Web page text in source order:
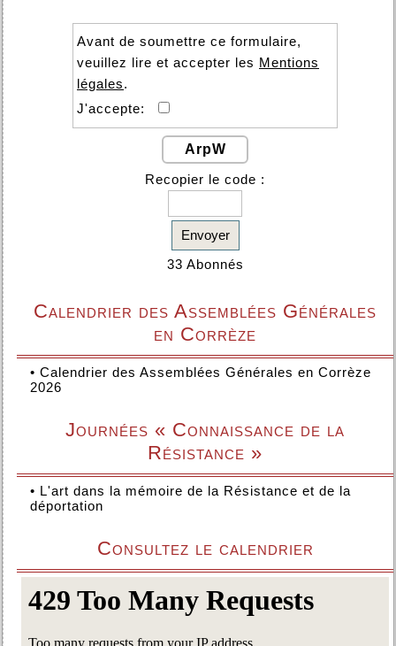
Avant de soumettre ce formulaire,
veuillez lire et accepter les Mentions
légales.
J'accepte:
ArpW
Recopier le code :
Envoyer
33 Abonnés
Calendrier des Assemblées Générales
en Corrèze
• Calendrier des Assemblées Générales en Corrèze
2026
Journées « Connaissance de la
Résistance »
• L'art dans la mémoire de la Résistance et de la
déportation
Consultez le calendrier